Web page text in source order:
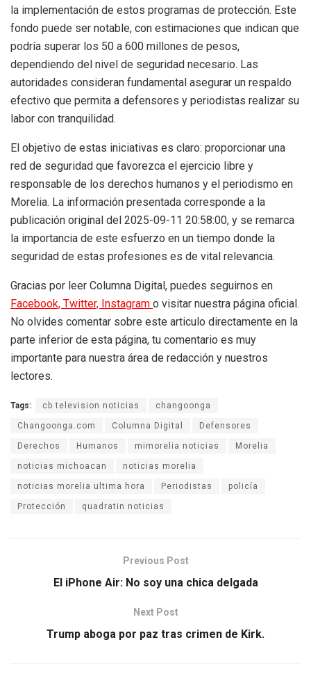
la implementación de estos programas de protección. Este
fondo puede ser notable, con estimaciones que indican que
podría superar los 50 a 600 millones de pesos,
dependiendo del nivel de seguridad necesario. Las
autoridades consideran fundamental asegurar un respaldo
efectivo que permita a defensores y periodistas realizar su
labor con tranquilidad.
El objetivo de estas iniciativas es claro: proporcionar una
red de seguridad que favorezca el ejercicio libre y
responsable de los derechos humanos y el periodismo en
Morelia. La información presentada corresponde a la
publicación original del 2025-09-11 20:58:00, y se remarca
la importancia de este esfuerzo en un tiempo donde la
seguridad de estas profesiones es de vital relevancia.
Gracias por leer Columna Digital, puedes seguirnos en
Facebook, Twitter, Instagram o visitar nuestra página oficial.
No olvides comentar sobre este articulo directamente en la
parte inferior de esta página, tu comentario es muy
importante para nuestra área de redacción y nuestros
lectores.
Tags: cb television noticias changoonga
Changoonga.com Columna Digital Defensores
Derechos Humanos mimorelia noticias Morelia
noticias michoacan noticias morelia
noticias morelia ultima hora Periodistas policía
Protección quadratin noticias
Previous Post
El iPhone Air: No soy una chica delgada
Next Post
Trump aboga por paz tras crimen de Kirk.